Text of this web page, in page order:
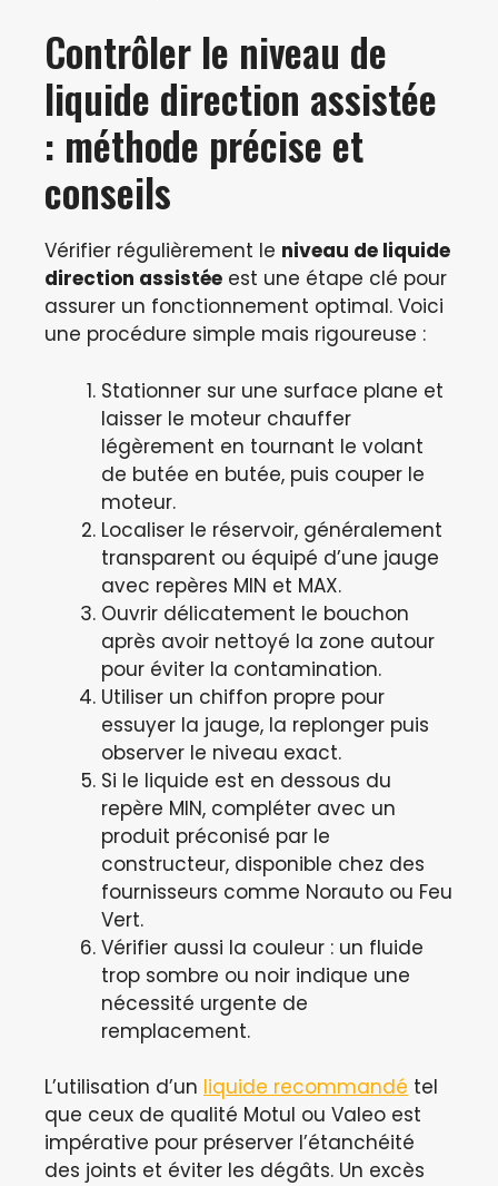
Contrôler le niveau de
liquide direction assistée
: méthode précise et
conseils
Vérifier régulièrement le niveau de liquide
direction assistée est une étape clé pour
assurer un fonctionnement optimal. Voici
une procédure simple mais rigoureuse :
Stationner sur une surface plane et
laisser le moteur chauffer
légèrement en tournant le volant
de butée en butée, puis couper le
moteur.
Localiser le réservoir, généralement
transparent ou équipé d’une jauge
avec repères MIN et MAX.
Ouvrir délicatement le bouchon
après avoir nettoyé la zone autour
pour éviter la contamination.
Utiliser un chiffon propre pour
essuyer la jauge, la replonger puis
observer le niveau exact.
Si le liquide est en dessous du
repère MIN, compléter avec un
produit préconisé par le
constructeur, disponible chez des
fournisseurs comme Norauto ou Feu
Vert.
Vérifier aussi la couleur : un fluide
trop sombre ou noir indique une
nécessité urgente de
remplacement.
L’utilisation d’un liquide recommandé tel
que ceux de qualité Motul ou Valeo est
impérative pour préserver l’étanchéité
des joints et éviter les dégâts. Un excès